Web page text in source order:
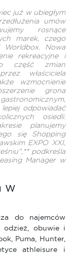
już w ubiegłym
umów
rosnące
marek, czego
Worldbox. Nowa
rekreacyjne i
część zmian
właściciela
wzmocnienie
grona
odpowiadać
osiedli.
planujemy
się Shopping
EXPO XXI,
podkreśla
Manager w
w
do najemców
odzież, obuwie i
Puma, Hunter,
athleisure i